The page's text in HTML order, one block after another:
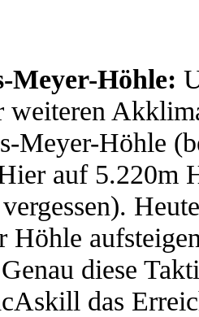
Meyer-Höhle:
weiteren
Meyer-Höhle
auf 5.220m
Höhle
diese
das